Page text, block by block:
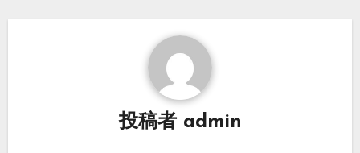
投稿者 admin